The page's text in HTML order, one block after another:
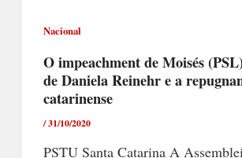
Nacional
O impeachment de Moisés
de Daniela Reinehr e a
catarinense
/31/10/2020
PSTU Santa Catarina A